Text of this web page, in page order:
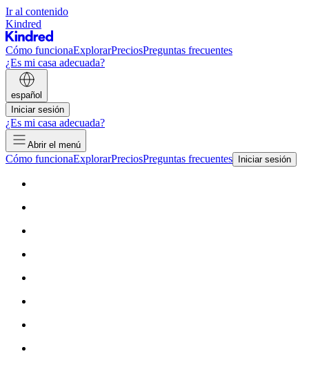
Ir al contenido
Kindred
Cómo funcionaExplorarPreciosPreguntas frecuentes
¿Es mi casa adecuada?
español
Iniciar sesión
¿Es mi casa adecuada?
Abrir el menú
Cómo funcionaExplorarPreciosPreguntas frecuentes Iniciar sesión